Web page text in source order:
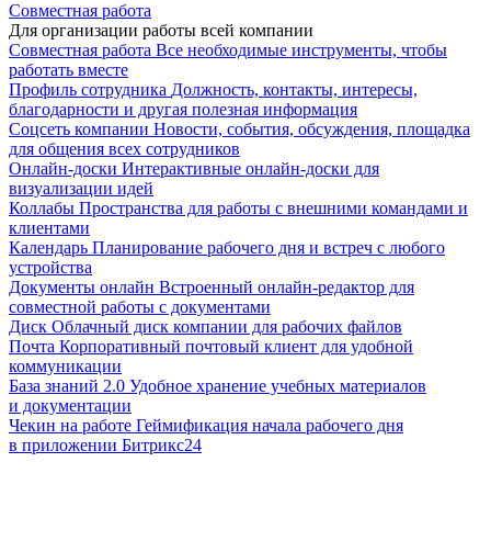
Совместная работа
Для организации работы всей компании
Совместная работа Все необходимые инструменты, чтобы
работать вместе
Профиль сотрудника Должность, контакты, интересы,
благодарности и другая полезная информация
Соцсеть компании Новости, события, обсуждения, площадка
для общения всех сотрудников
Онлайн-доски Интерактивные онлайн-доски для
визуализации идей
Коллабы Пространства для работы с внешними командами и
клиентами
Календарь Планирование рабочего дня и встреч с любого
устройства
Документы онлайн Встроенный онлайн-редактор для
совместной работы с документами
Диск Облачный диск компании для рабочих файлов
Почта Корпоративный почтовый клиент для удобной
коммуникации
База знаний 2.0 Удобное хранение учебных материалов
и документации
Чекин на работе Геймификация начала рабочего дня
в приложении Битрикс24